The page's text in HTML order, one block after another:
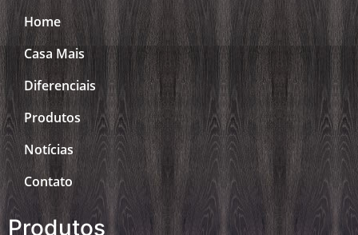
Home
Casa Mais
Diferenciais
Produtos
Notícias
Contato
Produtos